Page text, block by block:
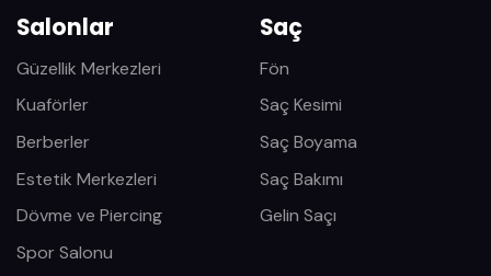
Salonlar
Güzellik Merkezleri
Kuaförler
Berberler
Estetik Merkezleri
Dövme ve Piercing
Spor Salonu
Saç
Fön
Saç Kesimi
Saç Boyama
Saç Bakımı
Gelin Saçı